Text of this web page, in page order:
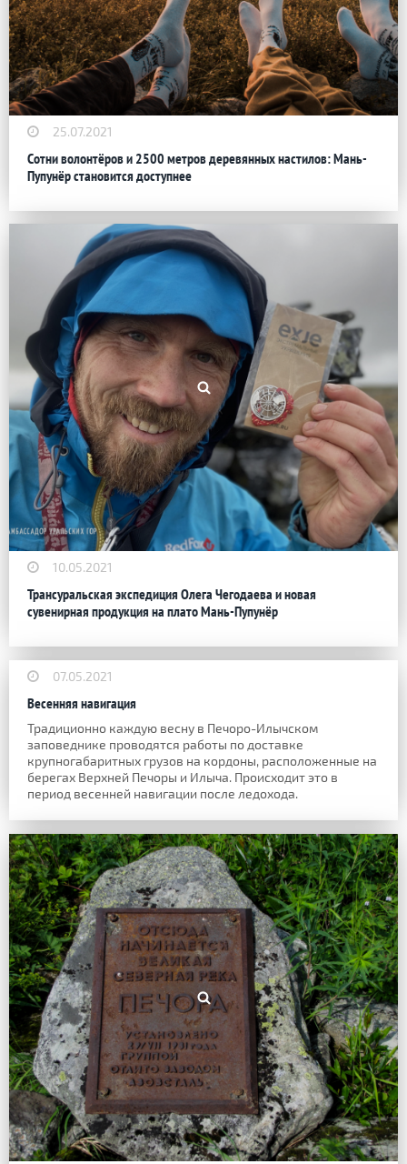
25.07.2021
Сотни волонтёров и 2500 метров деревянных настилов: Мань-
Пупунёр становится доступнее
10.05.2021
Трансуральская экспедиция Олега Чегодаева и новая
сувенирная продукция на плато Мань-Пупунёр
07.05.2021
Весенняя навигация
Традиционно каждую весну в Печоро-Илычском
заповеднике проводятся работы по доставке
крупногабаритных грузов на кордоны, расположенные на
берегах Верхней Печоры и Илыча. Происходит это в
период весенней навигации после ледохода.